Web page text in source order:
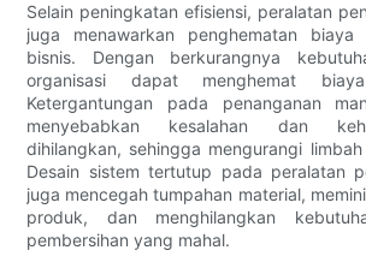
Selain peningkatan efisiensi, peralatan
juga menawarkan penghematan
bisnis. Dengan berkurangnya
organisasi dapat menghemat
Ketergantungan pada penanganan
menyebabkan kesalahan dan
dihilangkan, sehingga mengurangi
Desain sistem tertutup pada peralatan
juga mencegah tumpahan material,
produk, dan menghilangkan
pembersihan yang mahal.